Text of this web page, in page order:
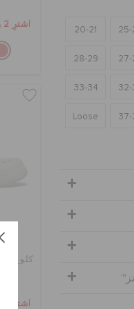
25-
20-21
27-
28-29
32-
33-34
37-
Loose
اشترِ 2 واحصل على 25% خصم
كلوغ
اشترِ 2 واحصل على 25% خصم